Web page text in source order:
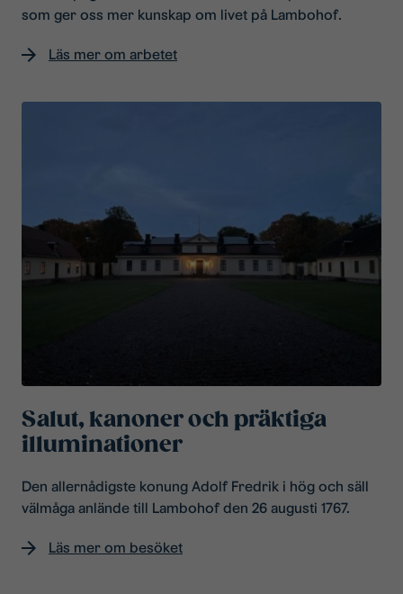
som ger oss mer kunskap om livet på Lambohof.
Läs mer om arbetet
Salut, kanoner och präktiga
illuminationer
Den allernådigste konung Adolf Fredrik i hög och säll
välmåga anlände till Lambohof den 26 augusti 1767.
Läs mer om besöket